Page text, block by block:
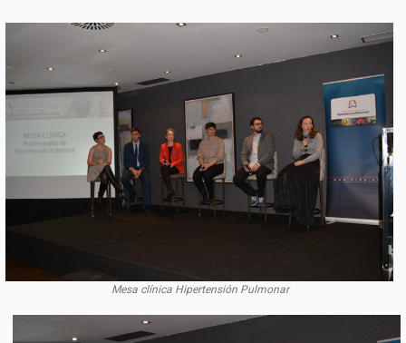
Mesa clínica Hipertensión Pulmonar